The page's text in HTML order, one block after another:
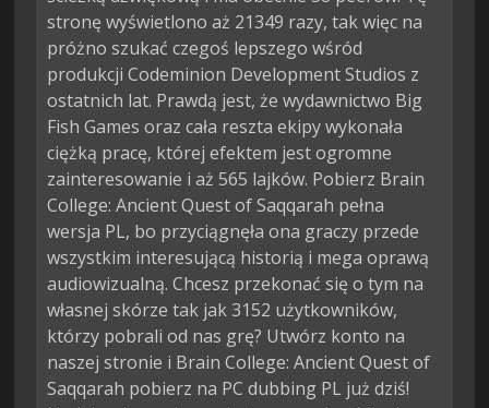
stronę wyświetlono aż 21349 razy, tak więc na
próżno szukać czegoś lepszego wśród
produkcji Codeminion Development Studios z
ostatnich lat. Prawdą jest, że wydawnictwo Big
Fish Games oraz cała reszta ekipy wykonała
ciężką pracę, której efektem jest ogromne
zainteresowanie i aż 565 lajków. Pobierz Brain
College: Ancient Quest of Saqqarah pełna
wersja PL, bo przyciągnęła ona graczy przede
wszystkim interesującą historią i mega oprawą
audiowizualną. Chcesz przekonać się o tym na
własnej skórze tak jak 3152 użytkowników,
którzy pobrali od nas grę? Utwórz konto na
naszej stronie i Brain College: Ancient Quest of
Saqqarah pobierz na PC dubbing PL już dziś!